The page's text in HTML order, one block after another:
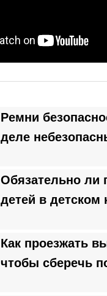
Ремни
деле
Обязательно ли
детей в детском
Как проезжать
чтобы сберечь